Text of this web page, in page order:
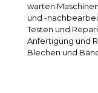
warten
und -
Testen und
Anfertigung und
Blechen und